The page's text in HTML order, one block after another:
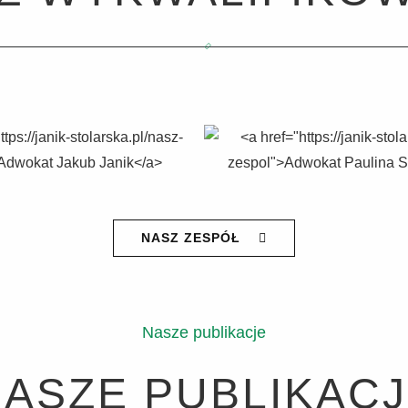
NASZ ZESPÓŁ
Nasze publikacje